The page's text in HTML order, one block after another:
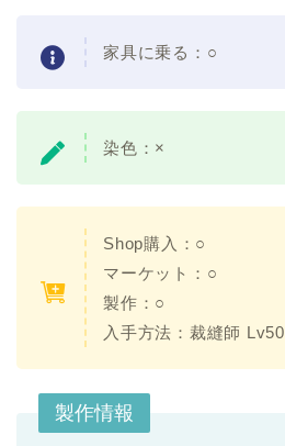
家具に乗る：○
染色：×
Shop購入：○
マーケット：○
製作：○
入手方法：裁縫師 Lv50
製作情報